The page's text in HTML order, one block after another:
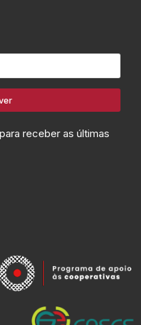
receber as últimas